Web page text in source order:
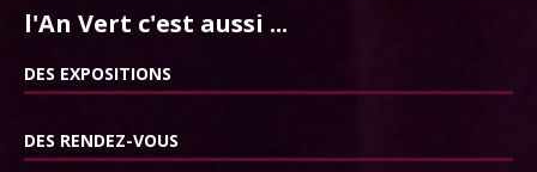
l'An Vert c'est aussi ...
DES EXPOSITIONS
DES RENDEZ-VOUS